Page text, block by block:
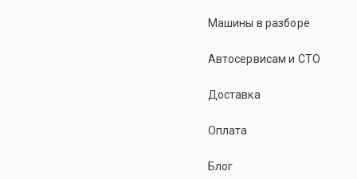
Машины в разборе
Автосервисам и СТО
Доставка
Оплата
Блог